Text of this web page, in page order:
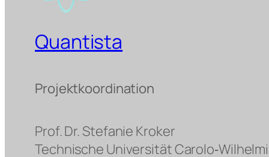
Quantista
Projektkoordination
Prof. Dr. Stefanie Kroker
Technische Universität